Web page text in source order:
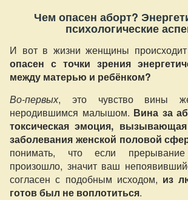
Чем опасен аборт?
психологические
И вот в жизни женщины происходит
опасен с точки зрения
между матерью и ребёнком?
Во-первых, это чувство вины
неродившимся малышом. Вина за
токсическая эмоция,
заболевания женской половой
понимать, что если прерывание
произошло, значит ваш
согласен с подобным исходом, из
готов был не воплотиться.